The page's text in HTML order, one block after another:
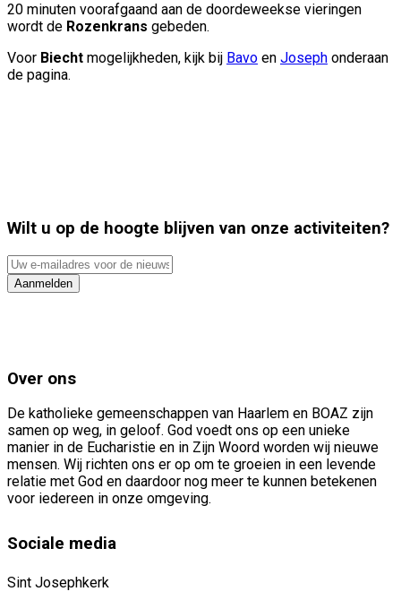
20 minuten voorafgaand aan de doordeweekse vieringen
wordt de Rozenkrans gebeden.
Voor Biecht mogelijkheden, kijk bij Bavo en Joseph onderaan
de pagina.
Wilt u op de hoogte blijven van onze activiteiten?
Uw
e-
mailadres
Aanmelden
Over ons
De katholieke gemeenschappen van Haarlem en BOAZ zijn
samen op weg, in geloof. God voedt ons op een unieke
manier in de Eucharistie en in Zijn Woord worden wij nieuwe
mensen. Wij richten ons er op om te groeien in een levende
relatie met God en daardoor nog meer te kunnen betekenen
voor iedereen in onze omgeving.
Sociale media
Sint Josephkerk